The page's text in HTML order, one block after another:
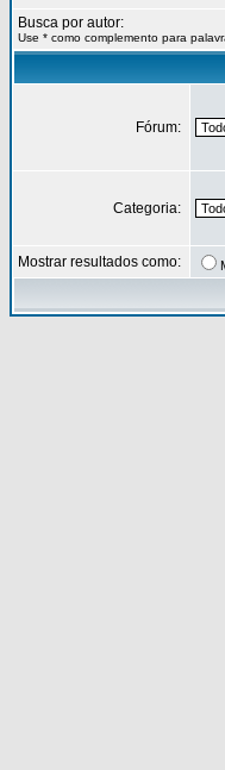
Busca por autor:
Use * como complemento para
Fórum:
Categoria:
Mostrar resultados como: